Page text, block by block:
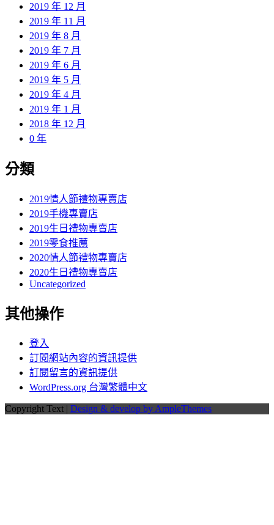
2019 年 12 月
2019 年 11 月
2019 年 8 月
2019 年 7 月
2019 年 6 月
2019 年 5 月
2019 年 4 月
2019 年 1 月
2018 年 12 月
0 年
分類
2019情人節禮物專賣店
2019手機專賣店
2019生日禮物專賣店
2019零食推薦
2020情人節禮物專賣店
2020生日禮物專賣店
Uncategorized
其他操作
登入
訂閱網站內容的資訊提供
訂閱留言的資訊提供
WordPress.org 台灣繁體中文
Copyright Text | Design & develop by AmpleThemes